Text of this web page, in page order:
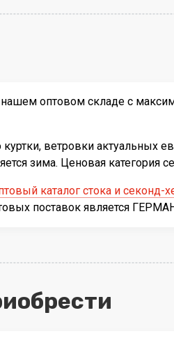
оптовом складе с
ветровки актуальных
зима. Ценовая категория
каталог стока и секонд-
поставок является